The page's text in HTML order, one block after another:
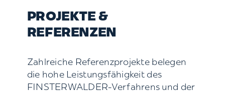
PROJEKTE &
REFERENZEN
Zahlreiche Referenzprojekte belegen
die hohe Leistungsfähigkeit des
FINSTERWALDER-Verfahrens und der